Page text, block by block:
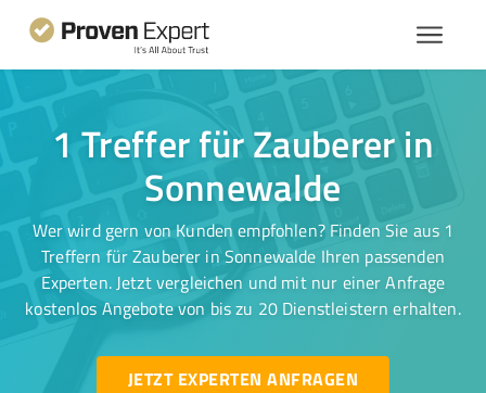
1 Treffer für Zauberer in
Sonnewalde
Wer wird gern von Kunden empfohlen? Finden Sie aus 1
Treffern für Zauberer in Sonnewalde Ihren passenden
Experten. Jetzt vergleichen und mit nur einer Anfrage
kostenlos Angebote von bis zu 20 Dienstleistern erhalten.
JETZT EXPERTEN ANFRAGEN